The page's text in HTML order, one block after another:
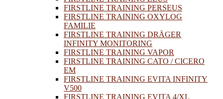
FIRSTLINE TRAINING PERSEUS
FIRSTLINE TRAINING OXYLOG
FAMILIE
FIRSTLINE TRAINING DRÄGER
INFINITY MONITORING
FIRSTLINE TRAINING VAPOR
FIRSTLINE TRAINING CATO / CICERO
EM
FIRSTLINE TRAINING EVITA INFINITY
V500
FIRSTLINE TRAINING EVITA 4/XL